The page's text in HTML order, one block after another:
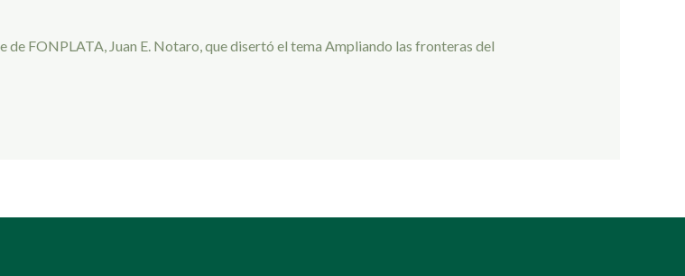
de FONPLATA, Juan E. Notaro, que disertó el tema Ampliando las fronteras del